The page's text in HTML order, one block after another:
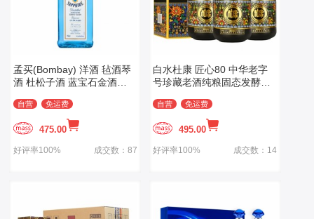
孟买(Bombay) 洋酒 毡酒琴
酒 杜松子酒 蓝宝石金酒
自营 免运费
475.00
好评率100% 成交数：87
白水杜康 匠心80 中华老字
号珍藏老酒纯粮固态发酵
自营 免运费
495.00
好评率100% 成交数：14